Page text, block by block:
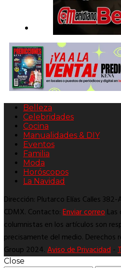
Belleza
Celebridades
Cocina
Manualidades & DIY
Eventos
Familia
Moda
Horóscopos
La Navidad
Dirección: Plutarco Elías Calles
CDMX. Contacto:Enviar correo
columnistas en los artículos son
precisamente del medio. Derechos
Group 2024.Aviso de Privacidad-
Close